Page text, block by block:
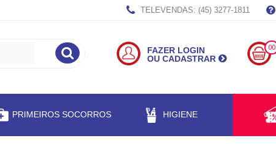
TELEVENDAS: (45) 3277-1811
FAZER LOGIN
OU CADASTRAR
00
PRIMEIROS SOCORROS HIGIENE